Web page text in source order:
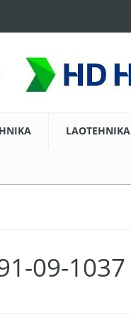
LAOTEHNIKA
09-1037